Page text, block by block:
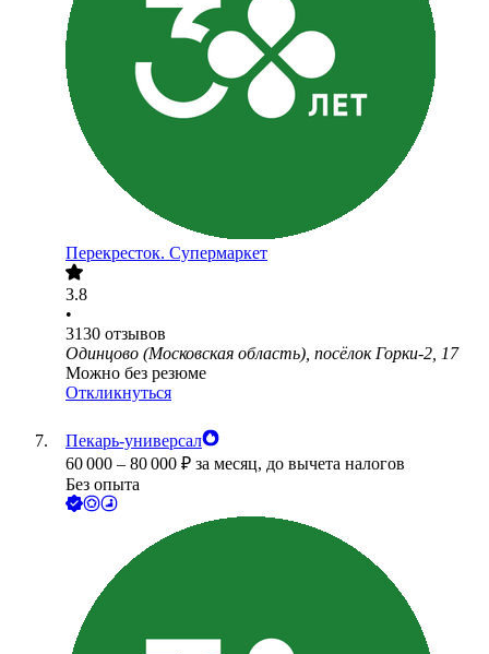
Перекресток. Супермаркет
3.8
•
3130 отзывов
Одинцово (Московская область), посёлок Горки-2, 17
Можно без резюме
Откликнуться
Пекарь-универсал
60 000 – 80 000 ₽ за месяц, до вычета налогов
Без опыта